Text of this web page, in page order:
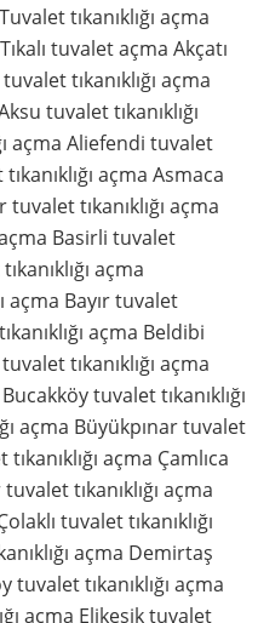
tıkanıklığı açma
tuvalet açma Akçatı
tıkanıklığı açma
tuvalet tıkanıklığı
açma Aliefendi tuvalet
açma Asmaca
tıkanıklığı açma
açma Basirli tuvalet
açma
açma Bayır tuvalet
açma Beldibi
tıkanıklığı açma
tuvalet tıkanıklığı
açma Büyükpınar tuvalet
açma Çamlıca
tıkanıklığı açma
tuvalet tıkanıklığı
açma Demirtaş
tuvalet tıkanıklığı açma
açma Elikesik tuvalet